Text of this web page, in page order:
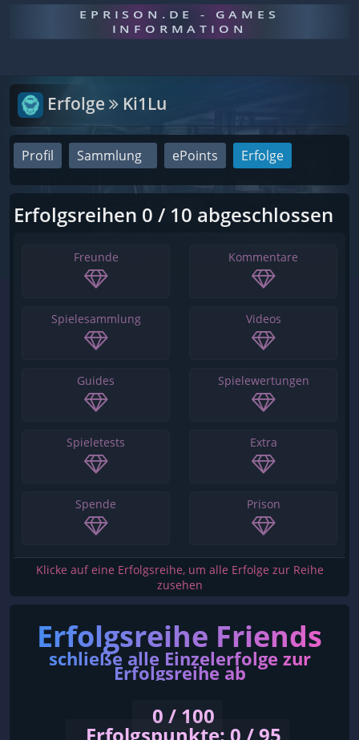
EPRISON.DE - GAMES
INFORMATION
Erfolge Ki1Lu
Profil Sammlung ePoints Erfolge
Erfolgsreihen 0 / 10 abgeschlossen
Freunde Kommentare
Spielesammlung Videos
Guides Spielewertungen
Spieletests Extra
Spende Prison
Klicke auf eine Erfolgsreihe, um alle Erfolge zur Reihe
zusehen
Erfolgsreihe Friends
schließe alle Einzelerfolge zur
Erfolgsreihe ab
0 / 100